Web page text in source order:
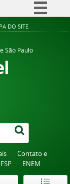
DO SITE
São Paulo
Contato e
ENEM